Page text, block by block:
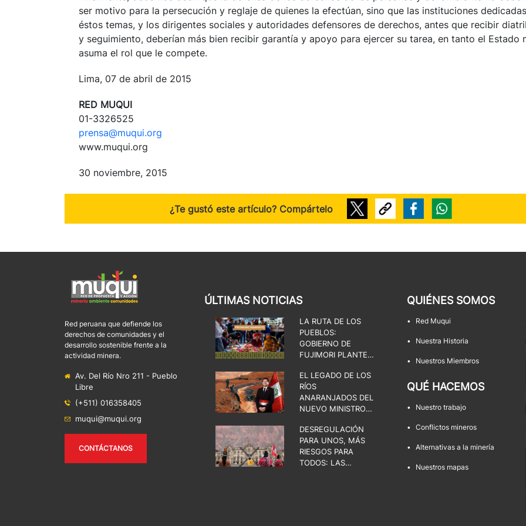
ser motivo para la persecución y reglaje de quienes la efectúan, sino que las instituciones
éstos temas, y los dirigentes sociales y autoridades defensores de derechos, antes que recibir
y seguimiento, deberían más bien recibir garantía y apoyo para ejercer su tarea, en tanto el Estado
asuma el rol que le compete.
Lima, 07 de abril de 2015
RED MUQUI
01-3326525
prensa@muqui.org
www.muqui.org
30 noviembre, 2015
¿Te gustó este artículo? Compártelo
Red peruana que defiende los
derechos de comunidades y el
desarrollo sostenible frente a la
actividad minera.
Av. Del Río Nro 211 - Pueblo
Libre
(+511) 016358405
muqui@muqui.org
CONTÁCTANOS
ÚLTIMAS NOTICIAS
LA RUTA DE LOS
PUEBLOS:
GOBIERNO DE
FUJIMORI PLANTEA
EL ESTADO, LA
DEMOCRACIA Y LOS
TERRITORIOS
EL LEGADO DE LOS
RÍOS
ANARANJADOS DEL
NUEVO MINISTRO
MINAS
DESREGULACIÓN
PARA UNOS, MÁS
RIESGOS PARA
TODOS: LAS
QUIÉNES SOMOS
• Red Muqui
• Nuestra Historia
• Nuestros Miembros
QUÉ HACEMOS
• Nuestro trabajo
• Conflictos mineros
• Alternativas a la minería
• Nuestros mapas